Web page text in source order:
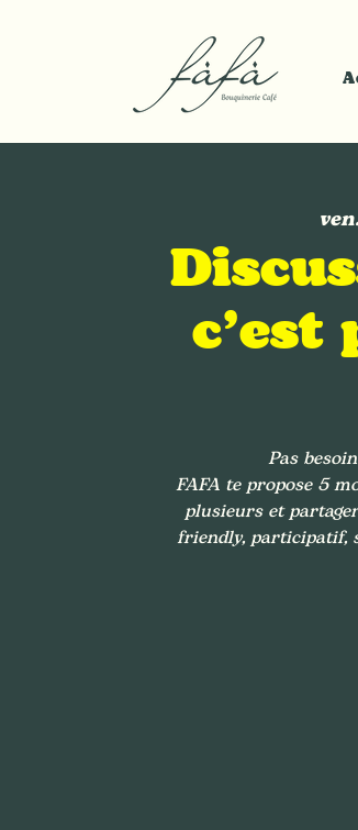
c’est
Pas
FAFA te propose 5
plusieurs et partager
friendly, participatif,